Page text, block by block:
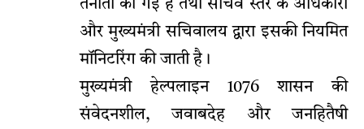
तैनाती की गई है तथा सचिव स्तर के अधिकारी
और मुख्यमंत्री सचिवालय द्वारा इसकी नियमित
मॉनिटरिंग की जाती है।
मुख्यमंत्री हेल्पलाइन 1076 शासन की
संवेदनशील, जवाबदेह और जनहितैषी